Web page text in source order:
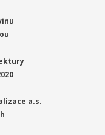
a.s.